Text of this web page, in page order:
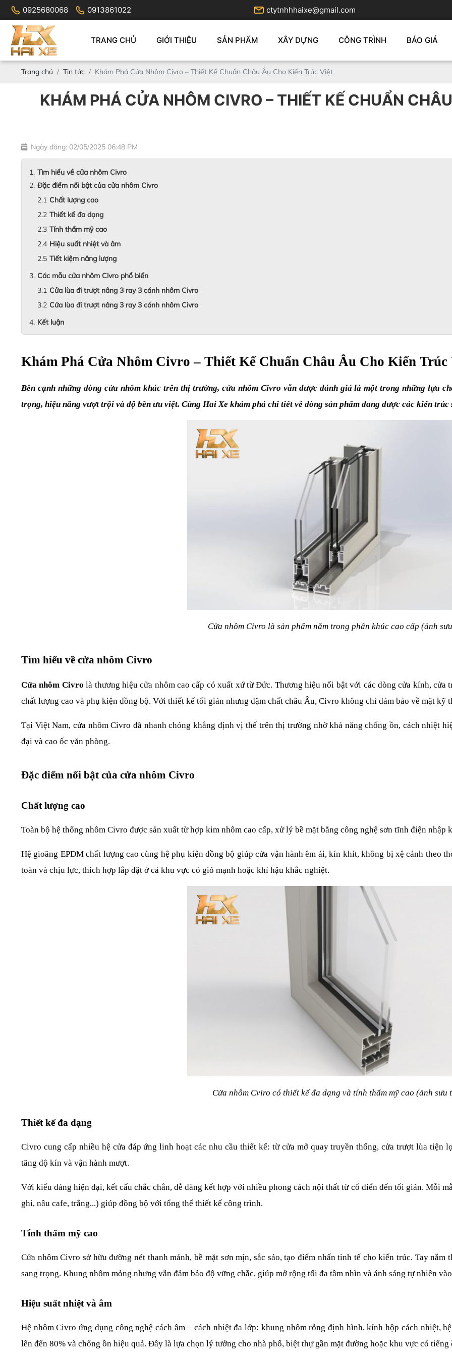
0925680068 0913861022 ctytnhhhaixe@gmail.com
TRANG CHỦ GIỚI THIỆU SẢN PHẨM XÂY DỰNG CÔNG TRÌNH BÁO GIÁ
Trang chủ Tin tức Khám Phá Cửa Nhôm Civro – Thiết Kế Chuẩn Châu Âu Cho Kiến Trúc Việt
KHÁM PHÁ CỬA NHÔM CIVRO – THIẾT KẾ CHUẨN
Ngày đăng: 02/05/2025 06:48 PM
Tìm hiểu về cửa nhôm Civro
Đặc điểm nổi bật của cửa nhôm Civro
Chất lượng cao
Thiết kế đa dạng
Tính thẩm mỹ cao
Hiệu suất nhiệt và âm
Tiết kiệm năng lượng
Các mẫu cửa nhôm Civro phổ biến
Cửa lùa đi trượt nâng 3 ray 3 cánh nhôm Civro
Cửa lùa đi trượt nâng 3 ray 3 cánh nhôm Civro
Kết luận
Khám Phá Cửa Nhôm Civro – Thiết Kế Chuẩn Châu Âu Cho Kiến Trúc
Bên cạnh những dòng cửa nhôm khác trên thị trường, cửa nhôm Civro vẫn được đánh giá là một trong những lựa
trọng, hiệu năng vượt trội và độ bền ưu việt. Cùng Hai Xe khám phá chi tiết về dòng sản phẩm đang được các kiến
Cửa nhôm Civro là sản phẩm nằm trong phân khúc cao cấp (ảnh
Tìm hiểu về cửa nhôm Civro
Cửa nhôm Civro là thương hiệu cửa nhôm cao cấp có xuất xứ từ Đức. Thương hiệu nổi bật với các dòng cửa kính, cửa
chất lượng cao và phụ kiện đồng bộ. Với thiết kế tối giản nhưng đậm chất châu Âu, Civro không chỉ đảm bảo về mặt kỹ
Tại Việt Nam, cửa nhôm Civro đã nhanh chóng khẳng định vị thế trên thị trường nhờ khả năng chống ồn, cách nhiệt
đại và cao ốc văn phòng.
Đặc điểm nổi bật của cửa nhôm Civro
Chất lượng cao
Toàn bộ hệ thống nhôm Civro được sản xuất từ hợp kim nhôm cao cấp, xử lý bề mặt bằng công nghệ sơn tĩnh điện nhập
Hệ gioăng EPDM chất lượng cao cùng hệ phụ kiện đồng bộ giúp cửa vận hành êm ái, kín khít, không bị xệ cánh theo
toàn và chịu lực, thích hợp lắp đặt ở cả khu vực có gió mạnh hoặc khí hậu khắc nghiệt.
Cửa nhôm Cviro có thiết kế đa dạng và tính thẩm mỹ cao (ảnh sưu
Thiết kế đa dạng
Civro cung cấp nhiều hệ cửa đáp ứng linh hoạt các nhu cầu thiết kế: từ cửa mở quay truyền thống, cửa trượt lùa tiện
tăng độ kín và vận hành mượt.
Với kiểu dáng hiện đại, kết cấu chắc chắn, dễ dàng kết hợp với nhiều phong cách nội thất từ cổ điển đến tối giản. Mỗi
ghi, nâu cafe, trắng...) giúp đồng bộ với tổng thể thiết kế công trình.
Tính thẩm mỹ cao
Cửa nhôm Civro sở hữu đường nét thanh mảnh, bề mặt sơn mịn, sắc sảo, tạo điểm nhấn tinh tế cho kiến trúc. Tay
sang trọng. Khung nhôm mỏng nhưng vẫn đảm bảo độ vững chắc, giúp mở rộng tối đa tầm nhìn và ánh sáng tự nhiên
Hiệu suất nhiệt và âm
Hệ nhôm Civro ứng dụng công nghệ cách âm – cách nhiệt đa lớp: khung nhôm rỗng định hình, kính hộp cách nhiệt,
lên đến 80% và chống ồn hiệu quả. Đây là lựa chọn lý tưởng cho nhà phố, biệt thự gần mặt đường hoặc khu vực có tiếng